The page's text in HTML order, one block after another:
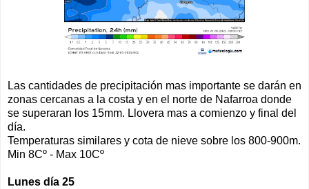
Las cantidades de precipitación mas importante se darán en
zonas cercanas a la costa y en el norte de Nafarroa donde
se superaran los 15mm. Llovera mas a comienzo y final del
día.
Temperaturas similares y cota de nieve sobre los 800-900m.
Min 8Cº - Max 10Cº
Lunes día 25